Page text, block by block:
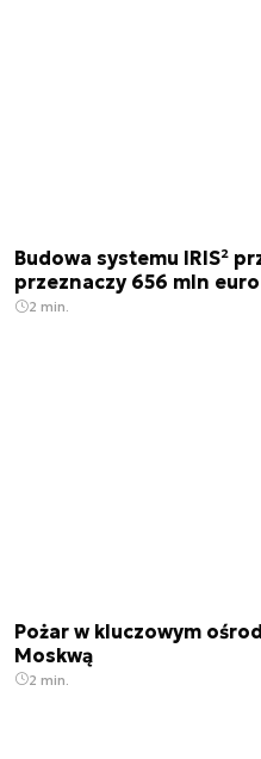
Budowa systemu IRIS²
przeznaczy 656 mln euro
2 min.
Pożar w kluczowym
Moskwą
2 min.